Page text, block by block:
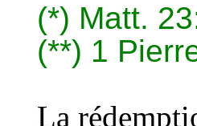
(*) Matt.
(**) 1
La